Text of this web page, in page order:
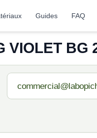
Guides FAQ
VIOLET BG